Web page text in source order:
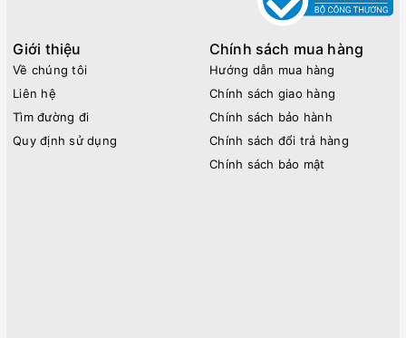
Giới thiệu
Về chúng tôi
Liên hệ
Tìm đường đi
Quy định sử dụng
Chính sách mua hàng
Hướng dẫn mua hàng
Chính sách giao hàng
Chính sách bảo hành
Chính sách đổi trả hàng
Chính sách bảo mật